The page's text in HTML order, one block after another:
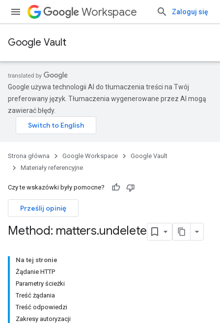
Workspace Zaloguj się
Google Vault
Google używa technologii AI do tłumaczenia treści na Twój
preferowany język. Tłumaczenia wygenerowane przez AI mogą
zawierać błędy.
Strona główna Google Workspace
Google Vault
Materiały referencyjne
Czy te wskazówki były pomocne?
Prześlij opinię
Method: matters.undelete
Na tej stronie
Żądanie HTTP
Parametry ścieżki
Treść żądania
Treść odpowiedzi
Zakresy autoryzacji